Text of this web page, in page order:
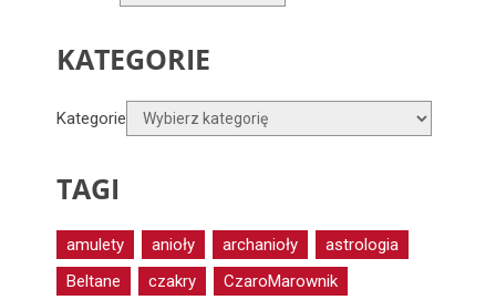
KATEGORIE
Kategorie
TAGI
amulety anioły archanioły
astrologia
Beltane
czakry
CzaroMarownik